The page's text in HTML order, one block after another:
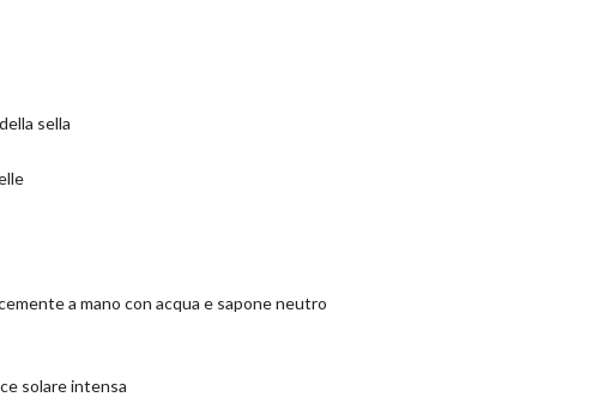
sella
a mano con acqua e sapone neutro
solare intensa